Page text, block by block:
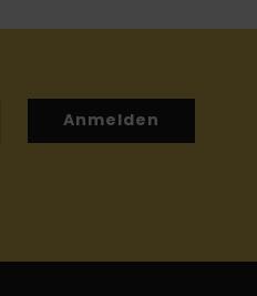
Anmelden